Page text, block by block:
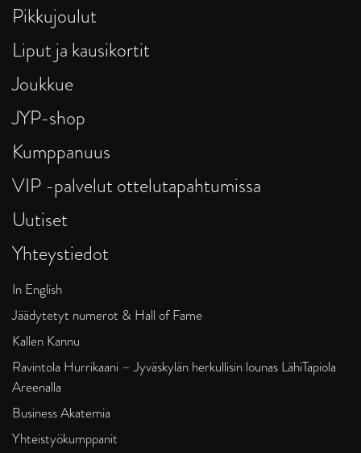
Pikkujoulut
Liput ja kausikortit
Joukkue
JYP-shop
Kumppanuus
VIP -palvelut ottelutapahtumissa
Uutiset
Yhteystiedot
In English
Jäädytetyt numerot & Hall of Fame
Kallen Kannu
Ravintola Hurrikaani – Jyväskylän herkullisin lounas LähiTapiola
Areenalla
Business Akatemia
Yhteistyökumppanit